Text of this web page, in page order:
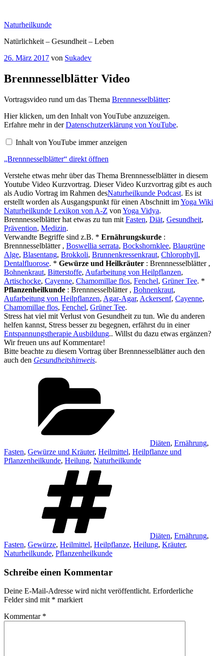
springen
Naturheilkunde
Natürlichkeit – Gesundheit – Leben
Veröffentlicht
26. März 2017 von Sukadev
Brennnesselblätter Video
Vortragsvideo rund um das Thema Brennnesselblätter:
„Brennnesselblätter“
von
YouTube
Hier klicken, um den Inhalt von YouTube anzuzeigen.
Erfahre mehr in derDatenschutzerklärung von YouTube.
Inhalt von YouTube immer anzeigen
„Brennnesselblätter“ direkt öffnen
Verstehe etwas mehr über das Thema Brennnesselblätter in diesem
Youtube Video Kurzvortrag. Dieser Video Kurzvortrag gibt es auch
als Audio Vortrag im Rahmen desNaturheilkunde Podcast. Es ist
erstellt worden als Ausgangspunkt für einen Abschnitt imYoga Wiki
Naturheilkunde Lexikon von A-Z von Yoga Vidya.
Brennnesselblätter hat etwas zu tun mit Fasten, Diät, Gesundheit,
Prävention, Medizin.
Verwandte Begriffe sind z.B. * Ernährungskurde :
Brennnesselblätter , Boswellia serrata, Bockshornklee, Blaugrüne
Alge, Blasentang, Brokkoli, Brunnenkressenkraut, Chlorophyll,
Dentalfluorose. * Gewürze und Heilkräuter : Brennnesselblätter ,
Bohnenkraut, Bitterstoffe, Aufarbeitung von Heilpflanzen,
Artischocke, Cayenne, Chamomillae flos, Fenchel, Grüner Tee. *
Pflanzenheilkunde : Brennnesselblätter , Bohnenkraut,
Aufarbeitung von Heilpflanzen, Agar-Agar, Ackersenf, Cayenne,
Chamomillae flos, Fenchel, Grüner Tee.
Stress hat viel mit Verlust von Gesundheit zu tun. Wie du anderen
helfen kannst, Stress besser zu begegnen, erfährst du in einer
Entspannungstherapie Ausbildung.. Willst du dazu etwas ergänzen?
Wir freuen uns auf Kommentare!
Bitte beachte zu diesem Vortrag über Brennnesselblätter auch den
auch den Gesundheitshinweis.
Diäten, Ernährung,
Fasten, Gewürze und Kräuter, Heilmittel, Heilpflanze und
Pflanzenheilkunde, Heilung, Naturheilkunde
Diäten, Ernährung,
Fasten, Gewürze, Heilmittel, Heilpflanze, Heilung, Kräuter,
Naturheilkunde, Pflanzenheilkunde
Schreibe einen Kommentar
Deine E-Mail-Adresse wird nicht veröffentlicht. Erforderliche
Felder sind mit * markiert
Kommentar *